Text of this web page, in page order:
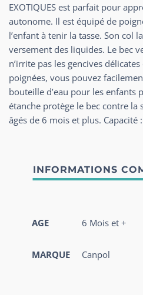
EXOTIQUES est parfait pour
autonome. Il est équipé de
l’enfant à tenir la tasse. Son col
versement des liquides. Le bec
n’irrite pas les gencives
poignées, vous pouvez
bouteille d’eau pour les enfants
étanche protège le bec contre la
âgés de 6 mois et plus. Capacité
AGE 6 Mois et +
MARQUE Canpol